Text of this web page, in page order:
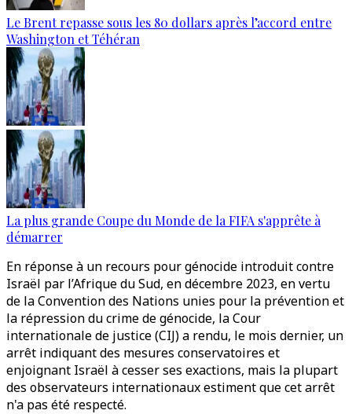
Le Brent repasse sous les 80 dollars après l’accord entre
Washington et Téhéran
La plus grande Coupe du Monde de la FIFA s'apprête à
démarrer
En réponse à un recours pour génocide introduit contre
Israël par l’Afrique du Sud, en décembre 2023, en vertu
de la Convention des Nations unies pour la prévention et
la répression du crime de génocide, la Cour
internationale de justice (CIJ) a rendu, le mois dernier, un
arrêt indiquant des mesures conservatoires et
enjoignant Israël à cesser ses exactions, mais la plupart
des observateurs internationaux estiment que cet arrêt
n'a pas été respecté.